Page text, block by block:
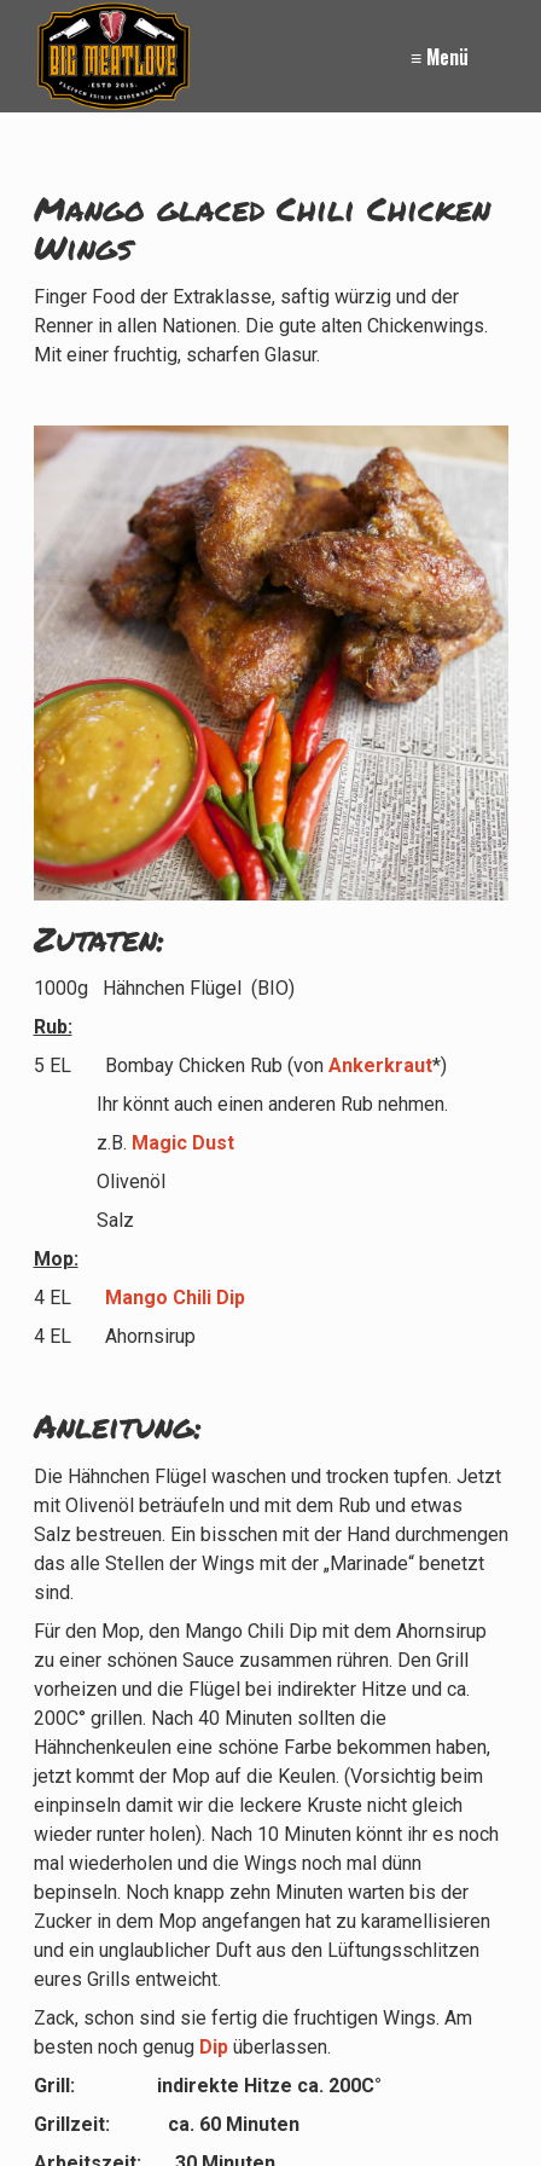
≡ Menü
Mango glaced Chili Chicken
Wings
Finger Food der Extraklasse, saftig würzig und der
Renner in allen Nationen. Die gute alten Chickenwings.
Mit einer fruchtig, scharfen Glasur.
Zutaten:
1000g Hähnchen Flügel (BIO)
Rub:
5 EL Bombay Chicken Rub (von Ankerkraut*)
Ihr könnt auch einen anderen Rub nehmen.
z.B. Magic Dust
Olivenöl
Salz
Mop:
4 EL Mango Chili Dip
4 EL Ahornsirup
Anleitung:
Die Hähnchen Flügel waschen und trocken tupfen. Jetzt
mit Olivenöl beträufeln und mit dem Rub und etwas
Salz bestreuen. Ein bisschen mit der Hand durchmengen
das alle Stellen der Wings mit der „Marinade“ benetzt
sind.
Für den Mop, den Mango Chili Dip mit dem Ahornsirup
zu einer schönen Sauce zusammen rühren. Den Grill
vorheizen und die Flügel bei indirekter Hitze und ca.
200C° grillen. Nach 40 Minuten sollten die
Hähnchenkeulen eine schöne Farbe bekommen haben,
jetzt kommt der Mop auf die Keulen. (Vorsichtig beim
einpinseln damit wir die leckere Kruste nicht gleich
wieder runter holen). Nach 10 Minuten könnt ihr es noch
mal wiederholen und die Wings noch mal dünn
bepinseln. Noch knapp zehn Minuten warten bis der
Zucker in dem Mop angefangen hat zu karamellisieren
und ein unglaublicher Duft aus den Lüftungsschlitzen
eures Grills entweicht.
Zack, schon sind sie fertig die fruchtigen Wings. Am
besten noch genug Dipüberlassen.
Grill: indirekte Hitze ca. 200C°
Grillzeit: ca. 60 Minuten